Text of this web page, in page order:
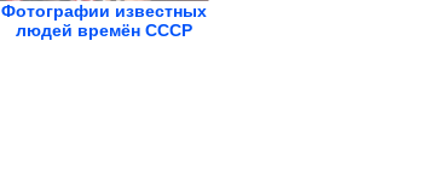
Фотографии известных
людей времён СССР